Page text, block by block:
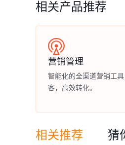
相关产品推荐
营销管理
智能化的全渠道营销工
客，高效转化。
相关推荐 猜